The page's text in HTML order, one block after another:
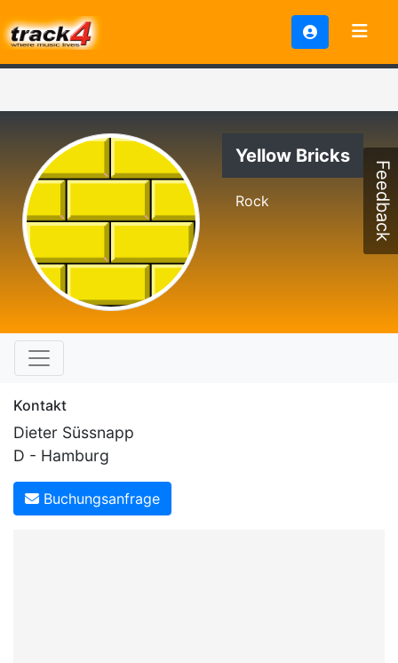
Yellow Bricks
Rock
Kontakt
Dieter Süssnapp
D - Hamburg
Buchungsanfrage
Feedback